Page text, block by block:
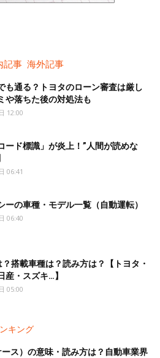
記事 海外記事
も通る？トヨタのローン審査は厳し
や落ちた後の対処法も
12:00
ード標識」が炎上！”人間が読めな
06:41
ーの車種・モデル一覧（自動運転）
06:40
搭載車種は？読み方は？【トヨタ・
産・スズキ…】
05:00
キング
ース）の意味・読み方は？自動車業界